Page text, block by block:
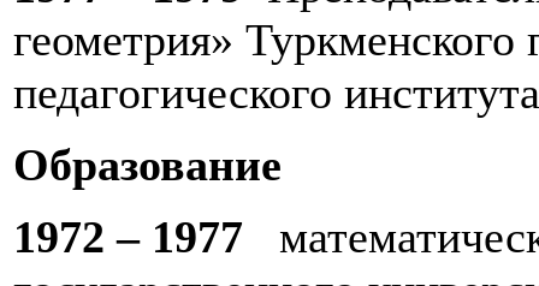
геометрия» Туркменского
педагогического
Образование
1972 – 1977